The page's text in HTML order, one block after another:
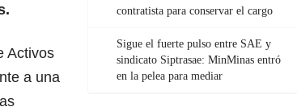
contratista para conservar el cargo
Sigue el fuerte pulso entre SAE y
sindicato Siptrasae: MinMinas entró
en la pelea para mediar
Activos
a una